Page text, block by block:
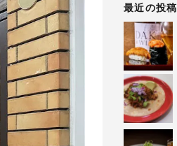
最近の投稿